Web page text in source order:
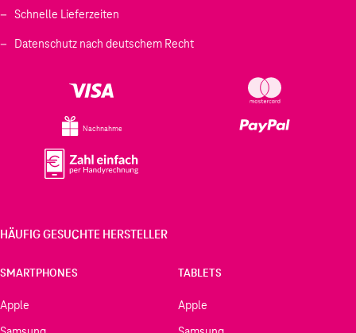
Schnelle Lieferzeiten
Datenschutz nach deutschem Recht
Nachnahme
HÄUFIG GESUCHTE HERSTELLER
SMARTPHONES
Apple
TABLETS
Apple